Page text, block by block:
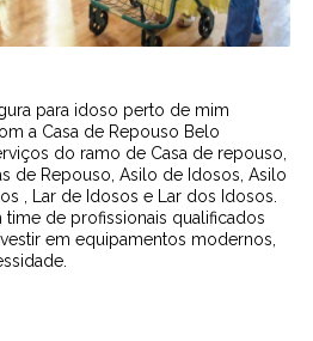
para idoso perto de mim
a Casa de Repouso Belo
do ramo de Casa de repouso,
de Repouso, Asilo de Idosos, Asilo
, Lar de Idosos e Lar dos Idosos.
de profissionais qualificados
em equipamentos modernos,